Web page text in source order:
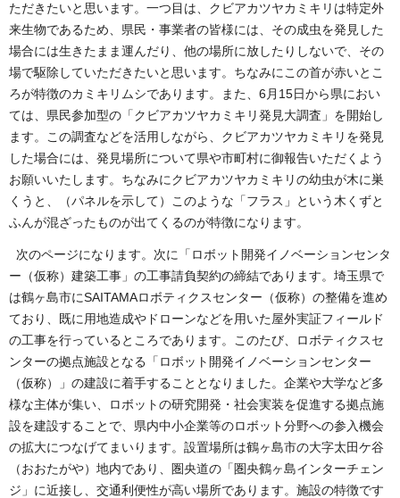
ただきたいと思います。一つ目は、クビアカツヤカミキリは特定外
来生物であるため、県民・事業者の皆様には、その成虫を発見した
場合には生きたまま運んだり、他の場所に放したりしないで、その
場で駆除していただきたいと思います。ちなみにこの首が赤いとこ
ろが特徴のカミキリムシであります。また、6月15日から県におい
ては、県民参加型の「クビアカツヤカミキリ発見大調査」を開始し
ます。この調査などを活用しながら、クビアカツヤカミキリを発見
した場合には、発見場所について県や市町村に御報告いただくよう
お願いいたします。ちなみにクビアカツヤカミキリの幼虫が木に巣
くうと、（パネルを示して）このような「フラス」という木くずと
ふんが混ざったものが出てくるのが特徴になります。
次のページになります。次に「ロボット開発イノベーションセンタ
ー（仮称）建築工事」の工事請負契約の締結であります。埼玉県で
は鶴ヶ島市にSAITAMAロボティクスセンター（仮称）の整備を進め
ており、既に用地造成やドローンなどを用いた屋外実証フィールド
の工事を行っているところであります。このたび、ロボティクスセ
ンターの拠点施設となる「ロボット開発イノベーションセンター
（仮称）」の建設に着手することとなりました。企業や大学など多
様な主体が集い、ロボットの研究開発・社会実装を促進する拠点施
設を建設することで、県内中小企業等のロボット分野への参入機会
の拡大につなげてまいります。設置場所は鶴ヶ島市の大字太田ケ谷
（おおたがや）地内であり、圏央道の「圏央鶴ヶ島インターチェン
ジ」に近接し、交通利便性が高い場所であります。施設の特徴です